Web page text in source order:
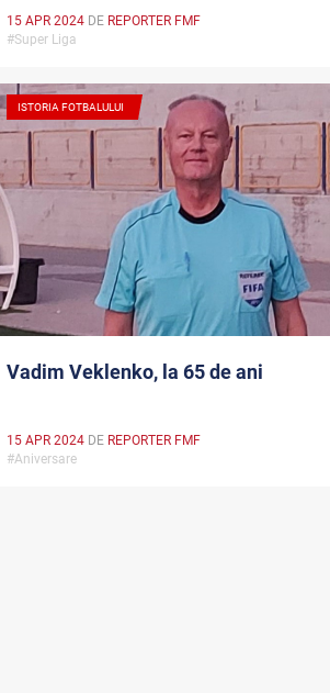
15 APR 2024 DE REPORTER FMF
#Super Liga
ISTORIA FOTBALULUI
Vadim Veklenko, la 65 de ani
15 APR 2024 DE REPORTER FMF
#Aniversare